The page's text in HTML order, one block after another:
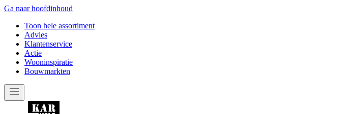
Ga naar hoofdinhoud
Toon hele assortiment
Advies
Klantenservice
Actie
Wooninspiratie
Bouwmarkten